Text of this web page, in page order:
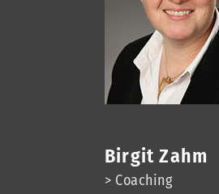
Birgit Zahm
> Coaching